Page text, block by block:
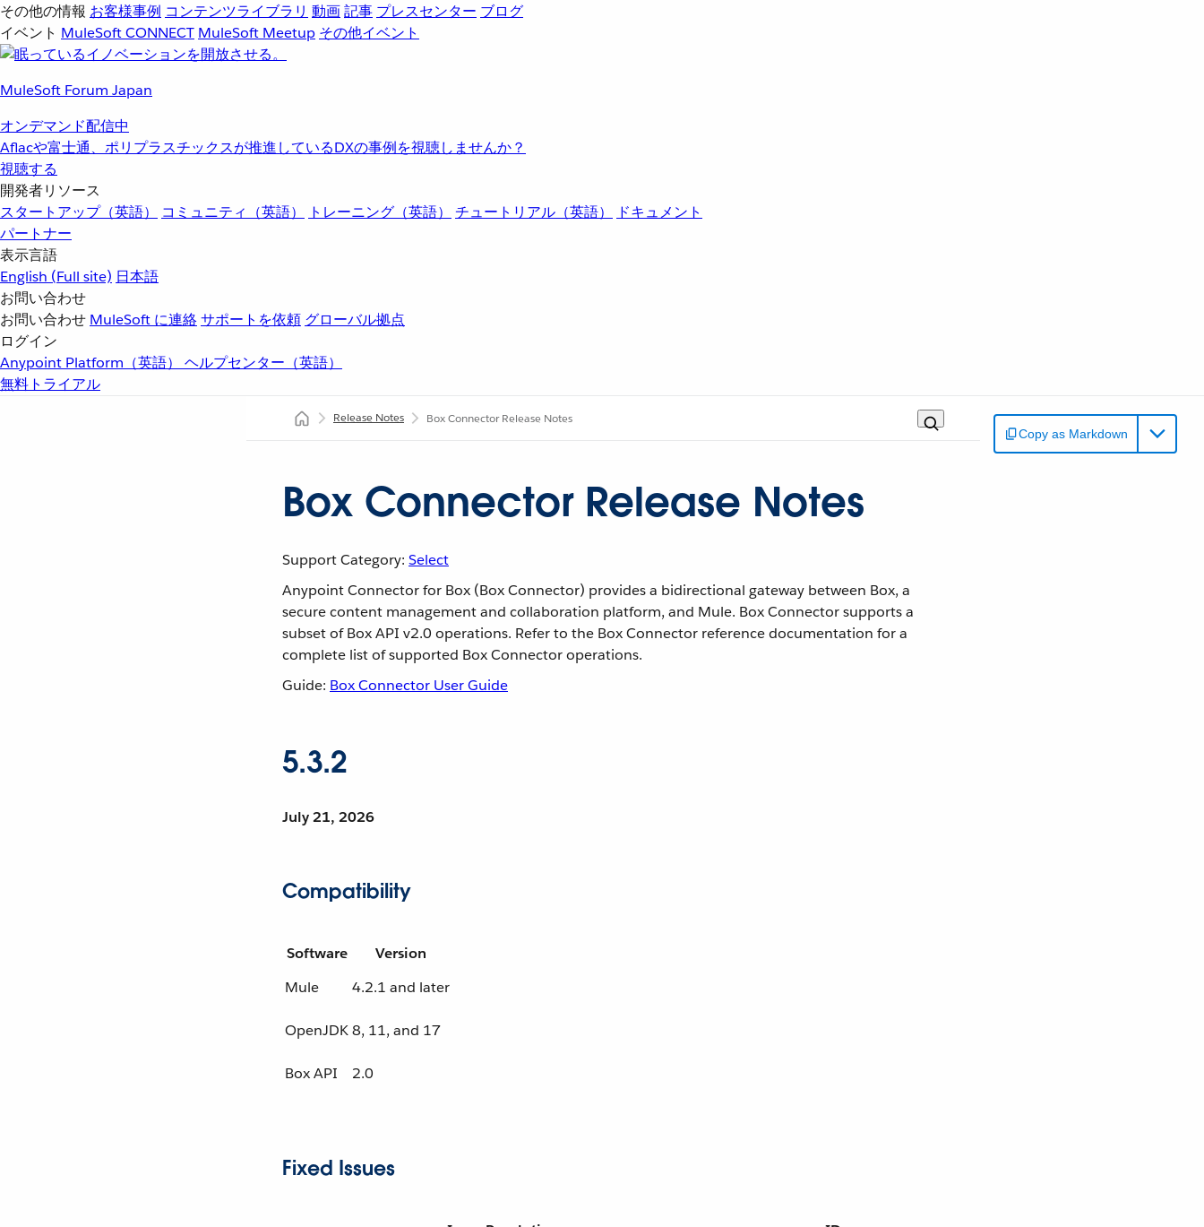
その他の情報 お客様事例 コンテンツライブラリ 動画記事 プレスセンター ブログ
イベント MuleSoft CONNECT MuleSoft Meetup その他イベント
MuleSoft Forum Japan
オンデマンド配信中
Aflacや富士通、ポリプラスチックスが推進しているDXの事例を視聴しませんか？
視聴する
開発者リソース
スタートアップ（英語）
コミュニティ（英語） トレーニング（英語） チュートリアル（英語）
ドキュメント
パートナー
表示言語
English (Full site) 日本語
お問い合わせ
お問い合わせ MuleSoft に連絡サポートを依頼 グローバル拠点
ログイン
Anypoint Platform（英語） ヘルプセンター（英語）
無料トライアル
Copy as Markdown
Release Notes Box Connector Release Notes
Box Connector Release Notes
Support Category: Select
Anypoint Connector for Box (Box Connector) provides a bidirectional gateway between Box, a
secure content management and collaboration platform, and Mule. Box Connector supports a
subset of Box API v2.0 operations. Refer to the Box Connector reference documentation for a
complete list of supported Box Connector operations.
Guide: Box Connector User Guide
5.3.2
July 21, 2026
Compatibility
Software
Version
Mule
4.2.1 and later
OpenJDK8, 11, and 17
Box API 2.0
Fixed Issues